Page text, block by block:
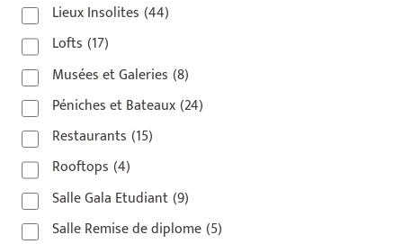
Lieux Insolites (44)
Lofts (17)
Musées et Galeries (8)
Péniches et Bateaux(24)
Restaurants (15)
Rooftops (4)
Salle Gala Etudiant(9)
Salle Remise de diplome(5)